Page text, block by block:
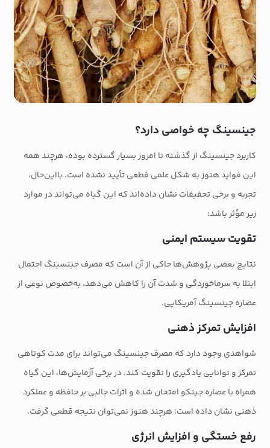
جینسینگ چه خواصی دارد؟
کاربرد جینسینگ از گذشته تا امروز بسیار گسترده بوده، هرچند همه
این فواید هنوز به شکل علمی قطعی تأیید نشده است. بااین‌حال،
تجربه و برخی تحقیقات نشان داده‌اند که این گیاه می‌تواند در موارد
زیر مؤثر باشد:
تقویت سیستم ایمنی
نتایج بعضی پژوهش‌ها حاکی از آن است که مصرف جینسینگ احتمال
ابتلا به سرماخوردگی و شدت آن را کاهش می‌دهد، به‌خصوص نوعی از
عصاره جینسینگ آمریکایی.
افزایش تمرکز ذهنی
شواهدی وجود دارد که مصرف جینسینگ می‌تواند برای مدت کوتاهی
تمرکز و توانایی یادگیری را تقویت کند. در برخی آزمایش‌ها، این گیاه
همراه با عصاره جینکو امتحان شده و اثرات جالبی بر حافظه و عملکرد
ذهنی نشان داده است؛ هرچند هنوز نمی‌توان نتیجه قطعی گرفت.
رفع خستگی و افزایش انرژی